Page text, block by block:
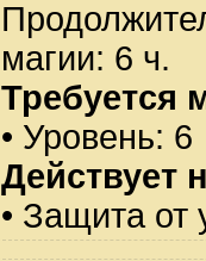
магии: 6 ч.
Требуется
• Уровень: 6
Действует
• Защита от